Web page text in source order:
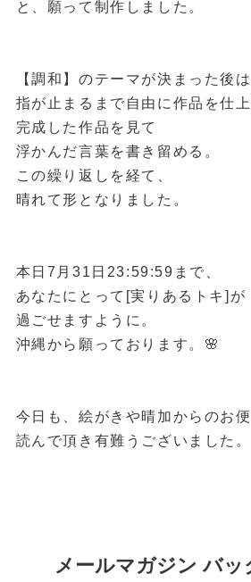
と、願って制作しました。
【調和】のテーマが決まった後は
指が止まるまで自由に作品を仕上
完成した作品を見て
浮かんだ言葉を書き留める。
この繰り返しを経て、
晴れて形となりました。
本日7月31日23:59:59まで、
あなたにとって[実りあるトキ]が
過ごせますように。
沖縄から願っております。🌸
今日も、絵がきや晴加からのお
読んで頂き有難うございました。
メールマガジン バッ